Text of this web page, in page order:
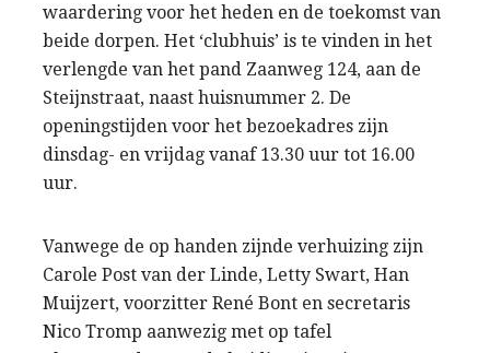
waardering voor het heden en de toekomst van
beide dorpen. Het ‘clubhuis’ is te vinden in het
verlengde van het pand Zaanweg 124, aan de
Steijnstraat, naast huisnummer 2. De
openingstijden voor het bezoekadres zijn
dinsdag- en vrijdag vanaf 13.30 uur tot 16.00
uur.
Vanwege de op handen zijnde verhuizing zijn
Carole Post van der Linde, Letty Swart, Han
Muijzert, voorzitter René Bont en secretaris
Nico Tromp aanwezig met op tafel